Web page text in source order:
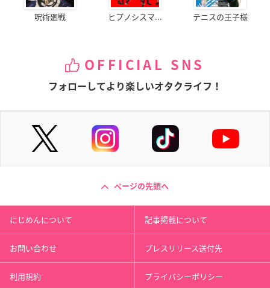
呪術廻戦 ヒプノシスマ... テニスの王子様
OFFICIAL SNS
フォローしてより楽しいオタクライフ！
ページの先頭へ
にじめんについて 記事掲載について
お問い合わせ プレスリリース送付先
利用規約 プライバシーポリシー